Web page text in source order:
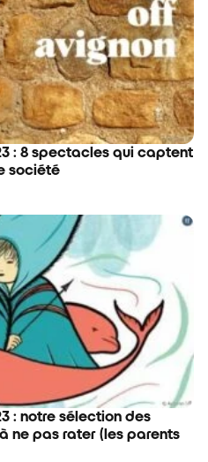
: 8 spectacles qui captent
société
: notre sélection des
ne pas rater (les parents